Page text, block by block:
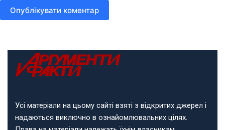
Опублікувати коментар
Усі матеріали на цьому сайті взяті з відкритих джерел і
надаються виключно в ознайомлювальних цілях.